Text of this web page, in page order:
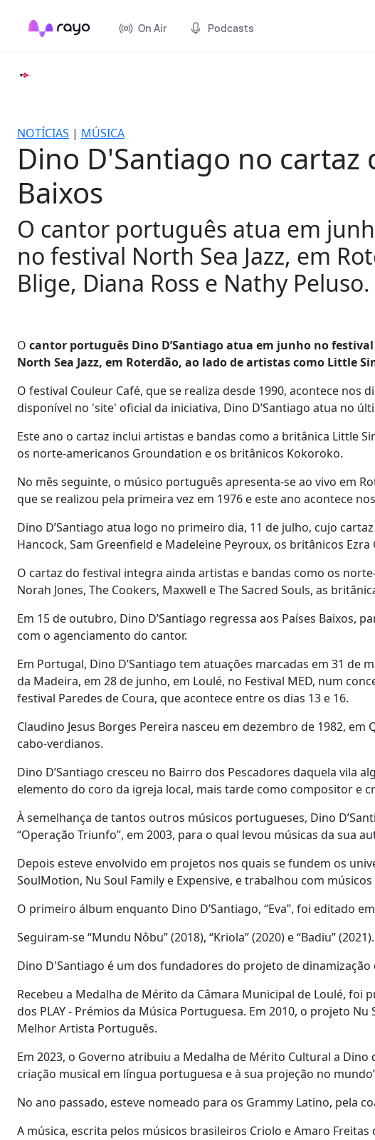
On Air Podcasts
NOTÍCIAS | MÚSICA
Dino D'Santiago no cartaz
Baixos
O cantor português atua em
no festival North Sea Jazz, em
Blige, Diana Ross e Nathy Peluso.
O cantor português Dino D’Santiago atua em junho no
North Sea Jazz, em Roterdão, ao lado de artistas como Little
O festival Couleur Café, que se realiza desde 1990, acontece nos
disponível no 'site' oficial da iniciativa, Dino D’Santiago atua no
Este ano o cartaz inclui artistas e bandas como a britânica Little
os norte-americanos Groundation e os britânicos Kokoroko.
No mês seguinte, o músico português apresenta-se ao vivo em
que se realizou pela primeira vez em 1976 e este ano acontece
Dino D’Santiago atua logo no primeiro dia, 11 de julho, cujo
Hancock, Sam Greenfield e Madeleine Peyroux, os britânicos Ezra
O cartaz do festival integra ainda artistas e bandas como os
Norah Jones, The Cookers, Maxwell e The Sacred Souls, as
Em 15 de outubro, Dino D’Santiago regressa aos Países Baixos,
com o agenciamento do cantor.
Em Portugal, Dino D’Santiago tem atuações marcadas em 31 de
da Madeira, em 28 de junho, em Loulé, no Festival MED, num
festival Paredes de Coura, que acontece entre os dias 13 e 16.
Claudino Jesus Borges Pereira nasceu em dezembro de 1982,
cabo-verdianos.
Dino D’Santiago cresceu no Bairro dos Pescadores daquela vila
elemento do coro da igreja local, mais tarde como compositor e
À semelhança de tantos outros músicos portugueses, Dino
“Operação Triunfo”, em 2003, para o qual levou músicas da sua
Depois esteve envolvido em projetos nos quais se fundem os
SoulMotion, Nu Soul Family e Expensive, e trabalhou com
O primeiro álbum enquanto Dino D’Santiago, “Eva”, foi editado
Seguiram-se “Mundu Nôbu” (2018), “Kriola” (2020) e “Badiu” (2021).
Dino D'Santiago é um dos fundadores do projeto de dinamização
Recebeu a Medalha de Mérito da Câmara Municipal de Loulé, foi
dos PLAY - Prémios da Música Portuguesa. Em 2010, o projeto
Melhor Artista Português.
Em 2023, o Governo atribuiu a Medalha de Mérito Cultural a
criação musical em língua portuguesa e à sua projeção no
No ano passado, esteve nomeado para os Grammy Latino, pela
A música, escrita pelos músicos brasileiros Criolo e Amaro